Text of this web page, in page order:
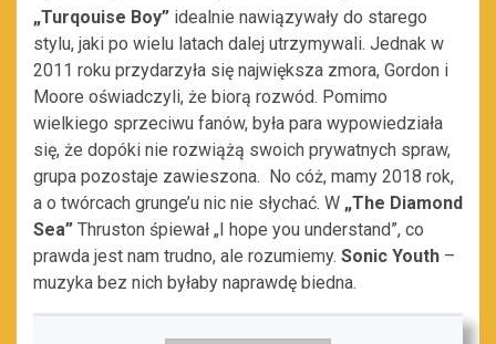
„Turqouise Boy” idealnie nawiązywały do starego
stylu, jaki po wielu latach dalej utrzymywali. Jednak w
2011 roku przydarzyła się największa zmora, Gordon i
Moore oświadczyli, że biorą rozwód. Pomimo
wielkiego sprzeciwu fanów, była para wypowiedziała
się, że dopóki nie rozwiążą swoich prywatnych spraw,
grupa pozostaje zawieszona. No cóż, mamy 2018 rok,
a o twórcach grunge’u nic nie słychać. W „The Diamond
Sea” Thruston śpiewał „I hope you understand”, co
prawda jest nam trudno, ale rozumiemy. Sonic Youth –
muzyka bez nich byłaby naprawdę biedna.